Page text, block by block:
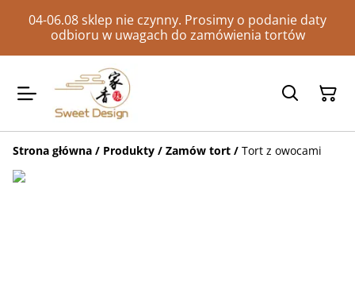
04-06.08 sklep nie czynny. Prosimy o podanie daty
odbioru w uwagach do zamówienia tortów
Strona główna / Produkty / Zamów tort / Tort z owocami